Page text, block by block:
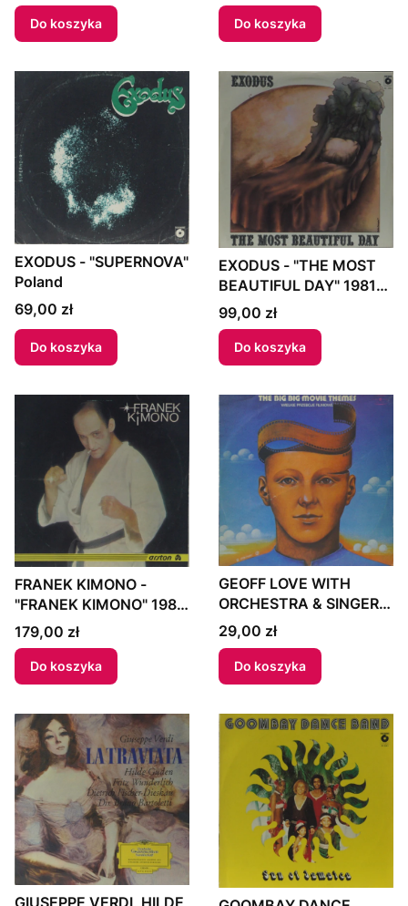
Do koszyka Do koszyka
EXODUS - "SUPERNOVA"
Poland
Cena
69,00 zł
Do koszyka
EXODUS - "THE MOST
BEAUTIFUL DAY" 1981
Poland
Cena
99,00 zł
Do koszyka
FRANEK KIMONO -
"FRANEK KIMONO" 1984
Poland
Cena
179,00 zł
Do koszyka
GEOFF LOVE WITH
ORCHESTRA & SINGERS
- "THE BIG BIG MOVIE
THEMES" 1979 Poland
Cena
29,00 zł
Do koszyka